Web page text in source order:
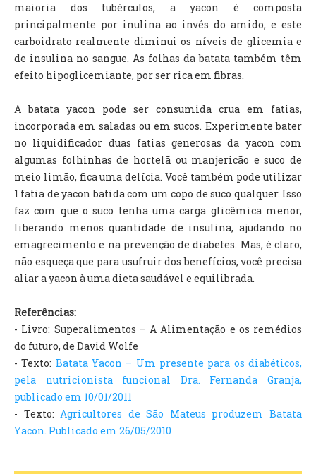
maioria dos tubérculos, a yacon é composta
principalmente por inulina ao invés do amido, e este
carboidrato realmente diminui os níveis de glicemia e
de insulina no sangue. As folhas da batata também têm
efeito hipoglicemiante, por ser rica em fibras.
A batata yacon pode ser consumida crua em fatias,
incorporada em saladas ou em sucos. Experimente bater
no liquidificador duas fatias generosas da yacon com
algumas folhinhas de hortelã ou manjericão e suco de
meio limão, fica uma delícia. Você também pode utilizar
1 fatia de yacon batida com um copo de suco qualquer. Isso
faz com que o suco tenha uma carga glicêmica menor,
liberando menos quantidade de insulina, ajudando no
emagrecimento e na prevenção de diabetes. Mas, é claro,
não esqueça que para usufruir dos benefícios, você precisa
aliar a yacon à uma dieta saudável e equilibrada.
Referências:
- Livro: Superalimentos – A Alimentação e os remédios
do futuro, de David Wolfe
- Texto: Batata Yacon – Um presente para os diabéticos,
pela nutricionista funcional Dra. Fernanda Granja,
publicado em 10/01/2011
- Texto: Agricultores de São Mateus produzem Batata
Yacon. Publicado em 26/05/2010